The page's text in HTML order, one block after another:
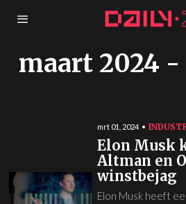
maart 2024 -
mrt 01, 2024
Elon Musk
Altman en
winstbejag
Elon Musk heeft